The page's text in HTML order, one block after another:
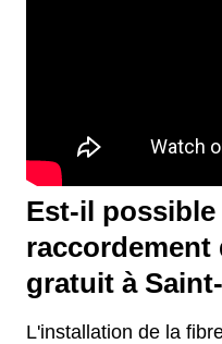
Est-il
raccordement
gratuit à
L'installation de la